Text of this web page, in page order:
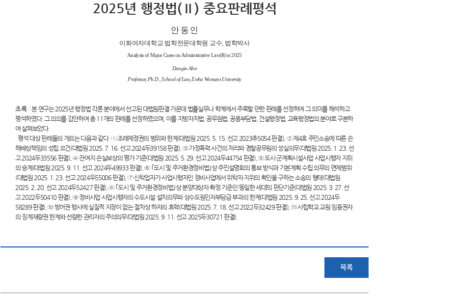
2025년 행정법(Ⅱ) 중요판례평석
안 동 인
이화여자대학교 법학전문대학원 교수, 법학박사
Analysis of Major Cases on Administrative Law(Ⅱ) in 2025
Dongin Ahn
Professor, Ph.D., School of Law, Ewha Womans University
초록 :본 연구는 2025년 행정법 각론 분야에서 선고된 대법원판결 가운데 법률실무나 학계에서 주목할 만한 판례를 선정하여 그 의미를 해석하고
평석하였다. 그 의의를 감안하여 총 11개의 판례를 선정하였으며, 이를 지방자치법, 공무원법, 공용부담법, 건설행정법, 교육행정법의 분야로 구분하
여 살펴보았다.
평석 대상 판례들의 개요는 다음과 같다. ① 조례제정권의 범위와 한계(대법원 2025. 5. 15. 선고 2023추5054 판결), ② 제4호 주민소송에 따른 손
해배상책임의 성립 요건(대법원 2025. 7. 16. 선고 2024두39158 판결), ③ 가정폭력 사건의 처리와 경찰공무원의 성실의무(대법원 2025. 1. 23. 선
고 2024두33556 판결), ④ 잔여지 손실보상의 평가 기준(대법원 2025. 5. 29. 선고 2024두44754 판결), ⑤ 도시·군계획시설사업 사업시행자 지위
의 승계(대법원 2025. 9. 11. 선고 2024두49933 판결), ⑥ ｢도시 및 주거환경정비법｣상 주민설명회의 통보 방식과 기본계획 수립 의무의 면제범위
(대법원 2025. 1. 23. 선고 2024두55006 판결), ⑦ 신탁업자가 사업시행자인 정비사업에서 위탁자 지위의 확인을 구하는 소송의 형태(대법원
2025. 2. 20. 선고 2024두52427 판결), ⑧ ｢도시 및 주거환경정비법｣상 분양대상자 확정 기준인 ‘동일한 세대’의 판단기준(대법원 2025. 3. 27. 선
고 2022두50410 판결), ⑨ 정비사업 사업시행자의 수도시설 설치의무와 상수도원인자부담금 부과의 한계(대법원 2025. 9. 25. 선고 2024두
58289 판결), ⑩ 방어권 행사에 실질적 지장이 없는 절차상 하자의 효력(대법원 2025. 7. 18. 선고 2022두32429 판결), ⑪ 사립학교 교원 임용권자
의 징계재량권 한계와 선량한 관리자의 주의의무(대법원 2025. 9. 11. 선고 2025두30721 판결).
목록